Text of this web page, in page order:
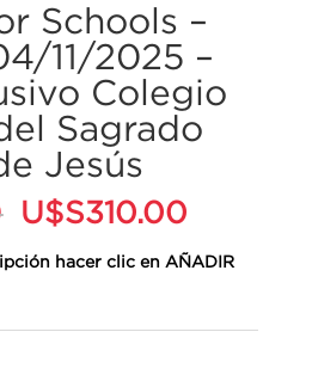
Schools –
11/2025 –
Colegio
Sagrado
Jesús
El
precio
original
U$S310.00El
actual
hacer clic en AÑADIR